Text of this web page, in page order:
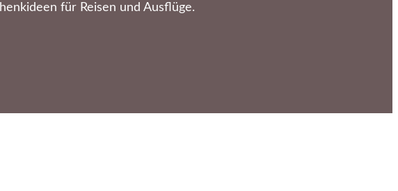
für Reisen und Ausflüge.